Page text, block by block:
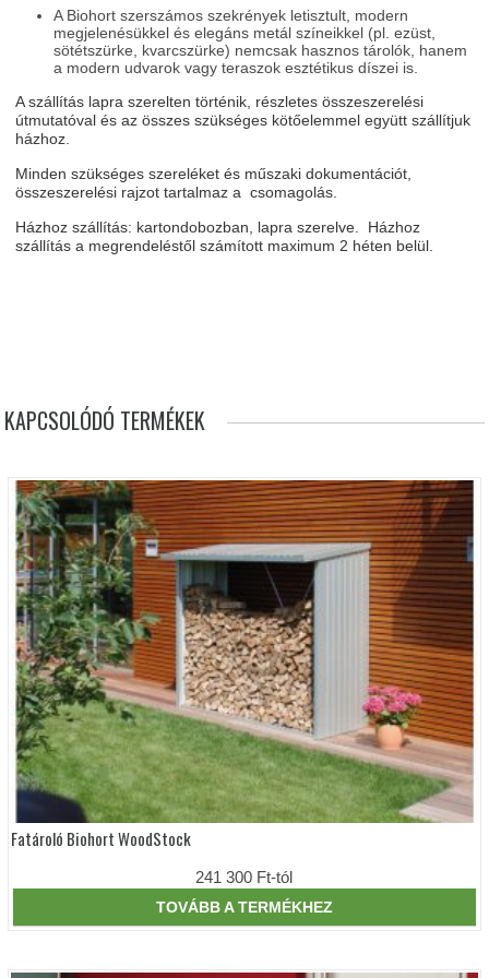
A Biohort szerszámos szekrények letisztult, modern
megjelenésükkel és elegáns metál színeikkel (pl. ezüst,
sötétszürke, kvarcszürke) nemcsak hasznos tárolók, hanem
a modern udvarok vagy teraszok esztétikus díszei is.
A szállítás lapra szerelten történik, részletes összeszerelési
útmutatóval és az összes szükséges kötőelemmel együtt szállítjuk
házhoz.
Minden szükséges szereléket és műszaki dokumentációt,
összeszerelési rajzot tartalmaz a csomagolás.
Házhoz szállítás: kartondobozban, lapra szerelve. Házhoz
szállítás a megrendeléstől számított maximum 2 héten belül.
KAPCSOLÓDÓ TERMÉKEK
Fatároló Biohort WoodStock
241 300 Ft-tól
TOVÁBB A TERMÉKHEZ
Ennek
terméknek
több
variációja
van.